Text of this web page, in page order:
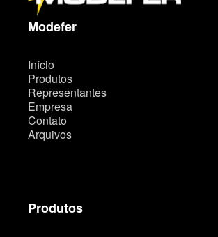
Modefer
Início
Produtos
Representantes
Empresa
Contato
Arquivos
Produtos